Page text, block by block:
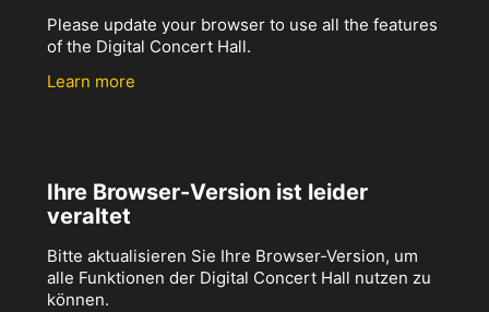
Please update your browser to use all the features
of the Digital Concert Hall.
Learn more
Ihre Browser-Version ist leider
veraltet
Bitte aktualisieren Sie Ihre Browser-Version, um
alle Funktionen der Digital Concert Hall nutzen zu
können.